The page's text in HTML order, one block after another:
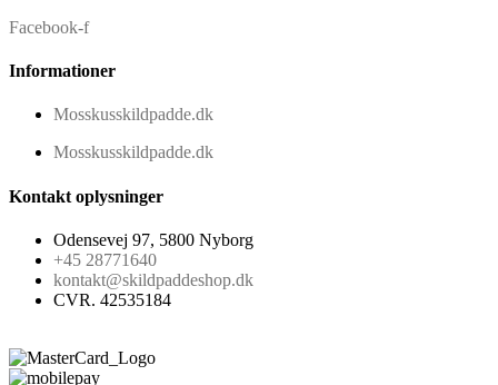
Facebook-f
Informationer
Mosskusskildpadde.dk
Mosskusskildpadde.dk
Kontakt oplysninger
Odensevej 97, 5800 Nyborg
+45 28771640
kontakt@skildpaddeshop.dk
CVR. 42535184